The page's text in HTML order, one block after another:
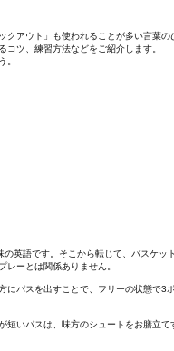
アウト」も使われることが多い言葉の
ツ、練習方法などをご紹介します。
。
英語です。そこから転じて、バスケ
レーとは関係ありません。
パスを出すことで、フリーの状態で3
いパスは、味方のシュートをお膳立て